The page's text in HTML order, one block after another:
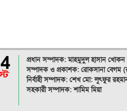
প্রধান সম্পাদক: মাহমুদুল হাসান খোকন
সম্পাদক ও প্রকাশক: রোকসানা বেগম
নির্বাহী সম্পাদক: শেখ মো: লুৎফুর
সহকারী সম্পাদক: শামিম মিয়া